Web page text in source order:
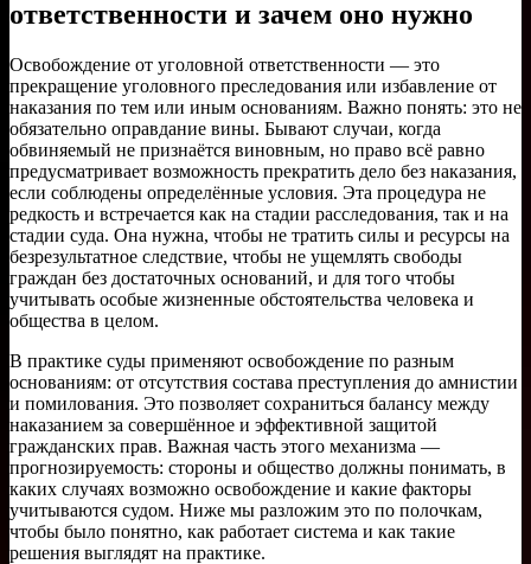
ответственности и зачем оно нужно
Освобождение от уголовной ответственности — это
прекращение уголовного преследования или избавление от
наказания по тем или иным основаниям. Важно понять: это не
обязательно оправдание вины. Бывают случаи, когда
обвиняемый не признаётся виновным, но право всё равно
предусматривает возможность прекратить дело без наказания,
если соблюдены определённые условия. Эта процедура не
редкость и встречается как на стадии расследования, так и на
стадии суда. Она нужна, чтобы не тратить силы и ресурсы на
безрезультатное следствие, чтобы не ущемлять свободы
граждан без достаточных оснований, и для того чтобы
учитывать особые жизненные обстоятельства человека и
общества в целом.
В практике суды применяют освобождение по разным
основаниям: от отсутствия состава преступления до амнистии
и помилования. Это позволяет сохраниться балансу между
наказанием за совершённое и эффективной защитой
гражданских прав. Важная часть этого механизма —
прогнозируемость: стороны и общество должны понимать, в
каких случаях возможно освобождение и какие факторы
учитываются судом. Ниже мы разложим это по полочкам,
чтобы было понятно, как работает система и как такие
решения выглядят на практике.